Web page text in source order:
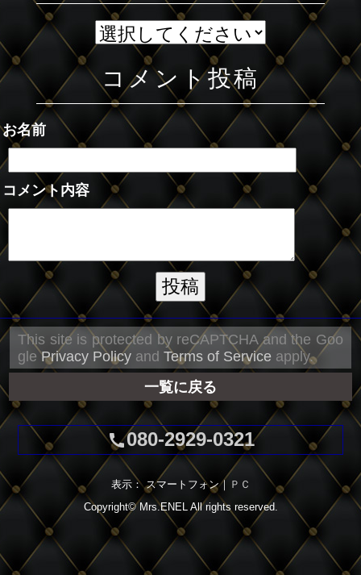
コメント投稿
お名前
コメント内容
This site is protected by reCAPTCHA and the Goo
glePrivacy Policy andTerms of Service apply.
一覧に戻る
call080-2929-0321
表示： スマートフォン｜ ＰＣ
Copyright© Mrs.ENELAll rights reserved.